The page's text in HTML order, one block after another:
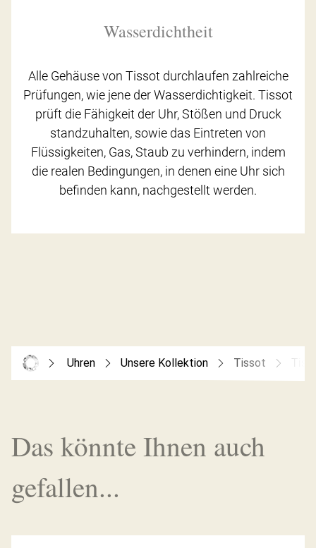
Wasserdichtheit
Alle Gehäuse von Tissot durchlaufen zahlreiche
Prüfungen, wie jene der Wasserdichtigkeit. Tissot
prüft die Fähigkeit der Uhr, Stößen und Druck
standzuhalten, sowie das Eintreten von
Flüssigkeiten, Gas, Staub zu verhindern, indem
die realen Bedingungen, in denen eine Uhr sich
befinden kann, nachgestellt werden.
Uhren Unsere Kollektion Tissot
Das könnte Ihnen auch
gefallen...